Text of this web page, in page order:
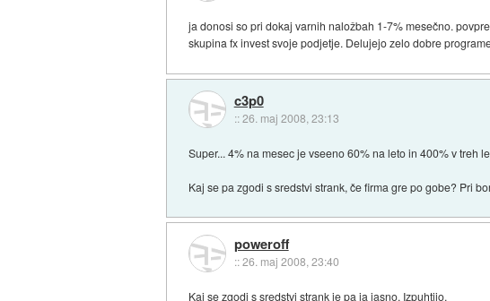
ja donosi so pri dokaj varnih naložbah 1-7% mesečno.
skupina fx invest svoje podjetje. Delujejo zelo dobre
c3p0
::26. maj 2008, 23:13
Super... 4% na mesec je vseeno 60% na leto in 400% v treh
Kaj se pa zgodi s sredstvi strank, če firma gre po gobe? Pri
poweroff
::26. maj 2008, 23:40
Kaj se zgodi s sredstvi strank je pa ja jasno. Izpuhtijo.